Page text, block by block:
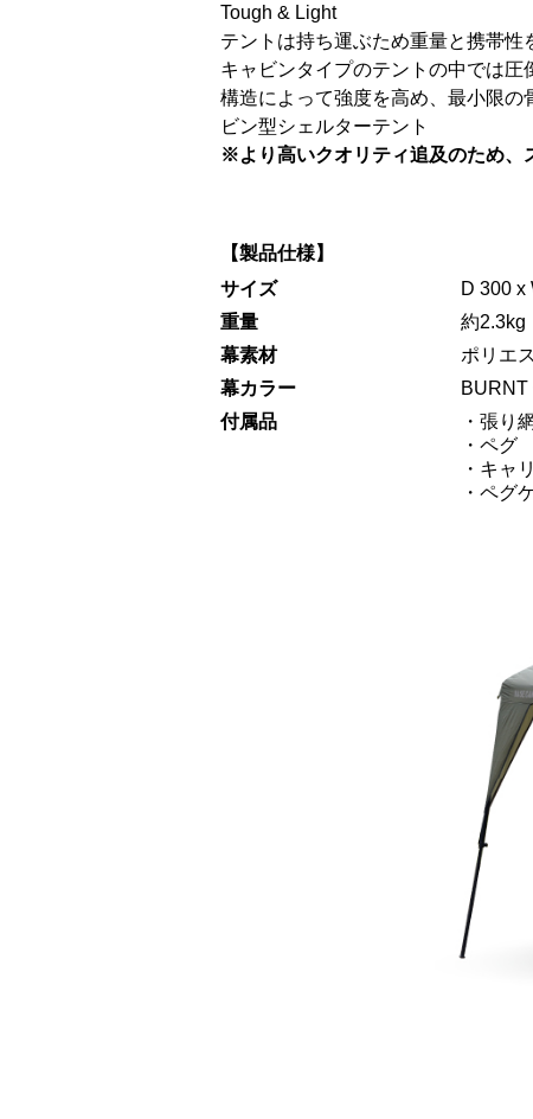
Tough & Light
テントは持ち運ぶため重量と携帯性
キャビンタイプのテントの中では
構造によって強度を高め、最小限
ビン型シェルターテント
※より高いクオリティ追及のため、
【製品仕様】
サイズ
D 300 x
重量
約2.3kg
幕素材
ポリエ
幕カラー
BURNT
付属品
・張り
・ペグ
・キャ
・ペグ